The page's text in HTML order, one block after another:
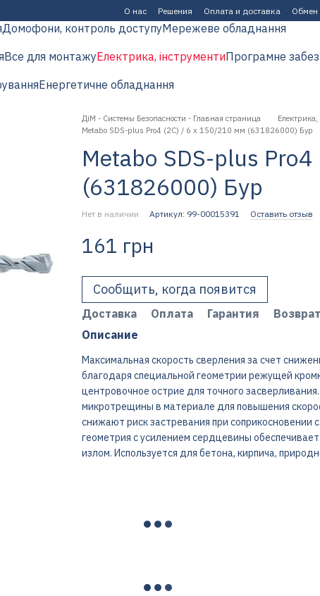
О нас Решения Оплата и доставка Обмен
Домофони, контроль доступуМережеве обладнання
Все для монтажуЕлектрика, інструментиПрограмне
Енергетичне обладнання
ДіМ - Системы Безопасности - Главная страница Електрика,
Metabo SDS-plus Pro4 (2C) / 6 x 150/210 мм (631826000) Бур
Metabo SDS-plus
(631826000) Бур
Нет в наличии Артикул: 99-00015391 Оставить отзыв
161 грн
Сообщить, когда появится
Доставка Оплата Гарантия
Возврат
Описание
Максимальная скорость сверления за счет
благодаря специальной геометрии режущей
центровочное острие для точного
микротрещины в материале для повышения
снижают риск застревания при соприкосновении
геометрия с усилением сердцевины
излом. Используется для бетона, кирпича,